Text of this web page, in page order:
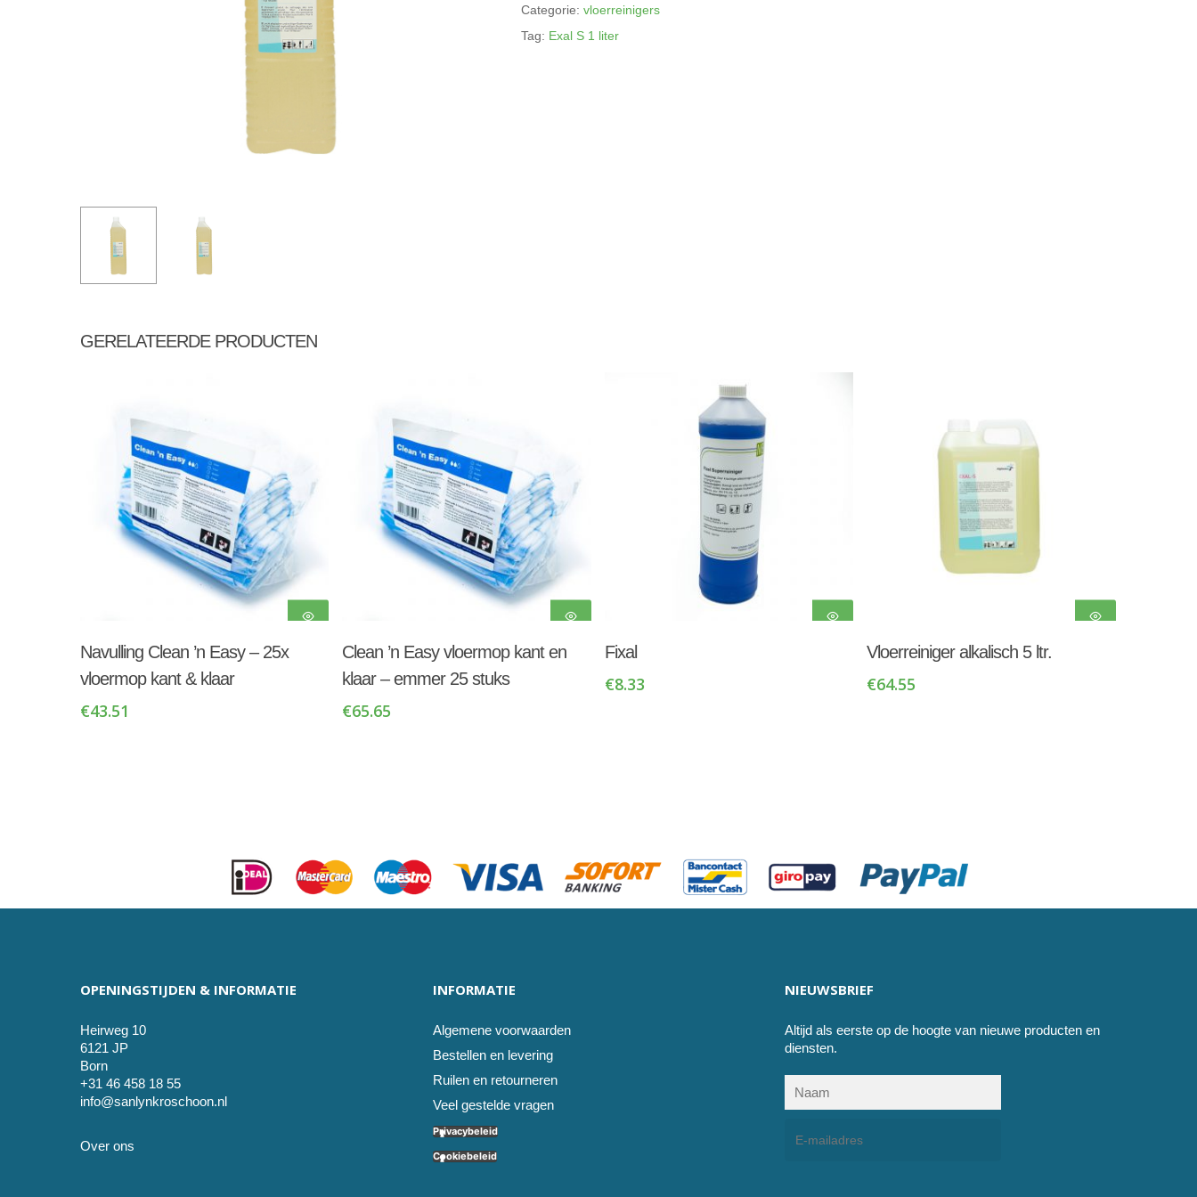
Categorie: vloerreinigers
Tag: Exal S 1 liter
GERELATEERDE PRODUCTEN
Winkelwagen
Navulling Clean ’n Easy – 25x
vloermop kant & klaar
€43.51
Winkelwagen
Clean ’n Easy vloermop kant en
klaar – emmer 25 stuks
€65.65
Fixal
€8.33
Winkelwagen
Vloerreiniger alkalisch 5 ltr.
€64.55
OPENINGSTIJDEN & INFORMATIE
Heirweg 10
6121 JP
Born
+31 46 458 18 55
info@sanlynkroschoon.nl
Over ons
INFORMATIE
Algemene voorwaarden
Bestellen en levering
Ruilen en retourneren
Veel gestelde vragen
Privacybeleid
Cookiebeleid
NIEUWSBRIEF
Altijd als eerste op de hoogte van nieuwe producten en
diensten.